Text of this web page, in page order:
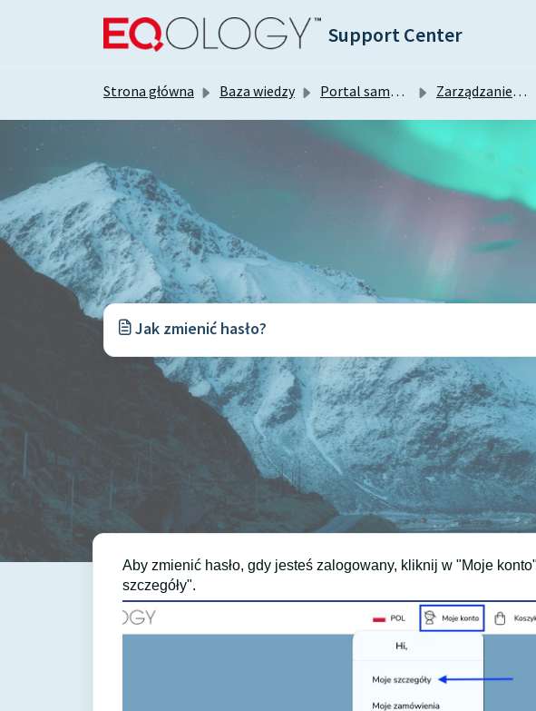
Support Center
Strona główna Baza wiedzy Portal samoobsługowy Freshdesk Zarządzanie kontem
Jak zmienić hasło?
Aby zmienić hasło, gdy jesteś zalogowany, kliknij w "Moje
szczegóły".